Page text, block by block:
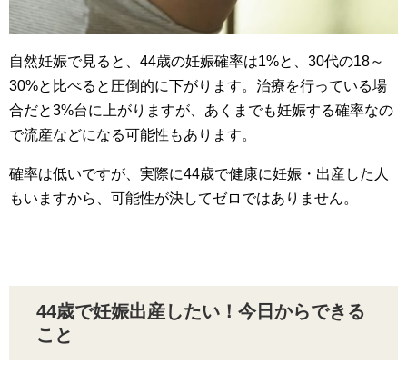
自然妊娠で見ると、44歳の妊娠確率は1%と、30代の18～
30%と比べると圧倒的に下がります。治療を行っている場
合だと3%台に上がりますが、あくまでも妊娠する確率なの
で流産などになる可能性もあります。
確率は低いですが、実際に44歳で健康に妊娠・出産した人
もいますから、可能性が決してゼロではありません。
44歳で妊娠出産したい！今日からできる
こと